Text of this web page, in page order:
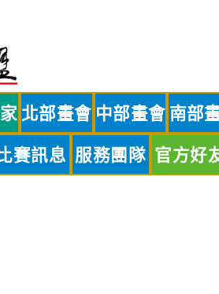
北部畫會 中部畫會 南部
比賽訊息 服務團隊 官方好